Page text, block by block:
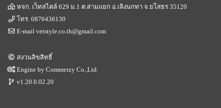
หจก. เว็ทสไตล์ 629 ม.1 ต.สามแยก อ.เลิงนกทา จ.ยโสธร 35120
โทร.0876436130
E-mailvetstyle.co.th@gmail.com
สงวนลิขสิทธิ์
Engine byCommerzy Co.,Ltd.
v1.20.0.02.20